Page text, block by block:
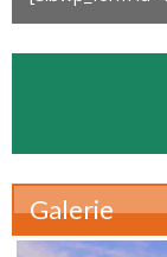
Galerie